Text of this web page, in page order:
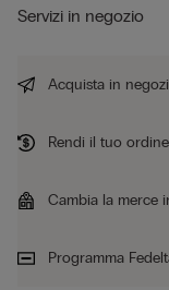
Servizi in negozio
Acquista in
Rendi il tuo
Cambia la merce
Programma